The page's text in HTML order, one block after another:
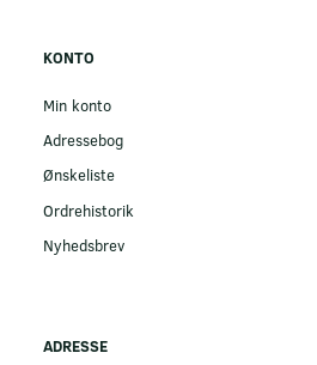
KONTO
Min konto
Adressebog
Ønskeliste
Ordrehistorik
Nyhedsbrev
ADRESSE